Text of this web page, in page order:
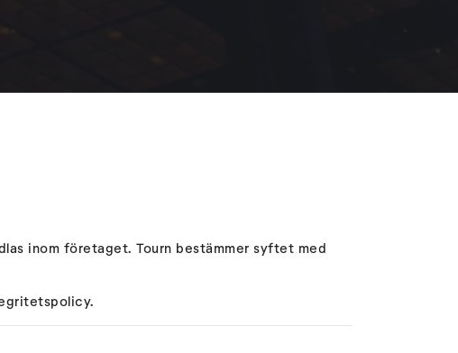
inom företaget. Tourn bestämmer syftet med